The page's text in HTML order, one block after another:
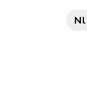
Nl